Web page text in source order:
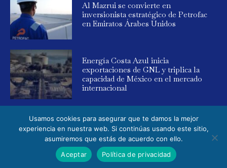
Al Mazrui se convierte en
inversionista estratégico de Petrofac
en Emiratos Árabes Unidos
Energía Costa Azul inicia
exportaciones de GNL y triplica la
capacidad de México en el mercado
internacional
© 2025 Global Energy. Todos los derechos reservados. Powered by
Elemental Media
Usamos cookies para asegurar que te damos la mejor
experiencia en nuestra web. Si continúas usando este sitio,
asumiremos que estás de acuerdo con ello.
Aceptar
Política de privacidad